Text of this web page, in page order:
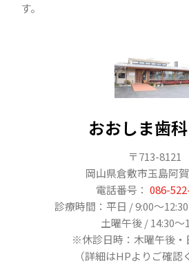
す。
おおしま歯
〒713-8121
岡山県倉敷市玉島阿
電話番号： 086-
診療時間：平日 / 9:00〜
土曜午後 / 14:30〜
※休診日時：木曜午後・
（詳細はHPよりご確認